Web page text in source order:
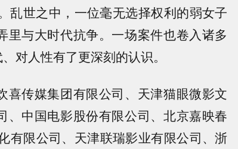
乱世之中，一位毫无选择权利的弱女子
与大时代抗争。一场案件也卷入诸多
对人性有了更深刻的认识。
喜传媒集团有限公司、天津猫眼微影文
、中国电影股份有限公司、北京嘉映春
有限公司、天津联瑞影业有限公司、浙